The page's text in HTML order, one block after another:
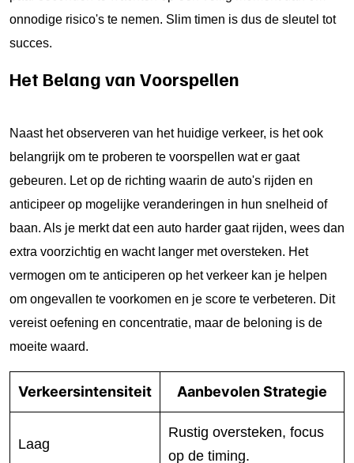
onnodige risico's te nemen. Slim timen is dus de sleutel tot
succes.
Het Belang van Voorspellen
Naast het observeren van het huidige verkeer, is het ook
belangrijk om te proberen te voorspellen wat er gaat
gebeuren. Let op de richting waarin de auto's rijden en
anticipeer op mogelijke veranderingen in hun snelheid of
baan. Als je merkt dat een auto harder gaat rijden, wees dan
extra voorzichtig en wacht langer met oversteken. Het
vermogen om te anticiperen op het verkeer kan je helpen
om ongevallen te voorkomen en je score te verbeteren. Dit
vereist oefening en concentratie, maar de beloning is de
moeite waard.
Verkeersintensiteit Aanbevolen Strategie
Laag
Rustig oversteken, focus
op de timing.